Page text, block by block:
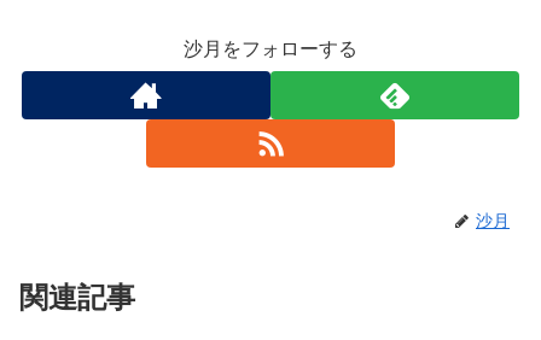
沙月をフォローする
沙月
関連記事